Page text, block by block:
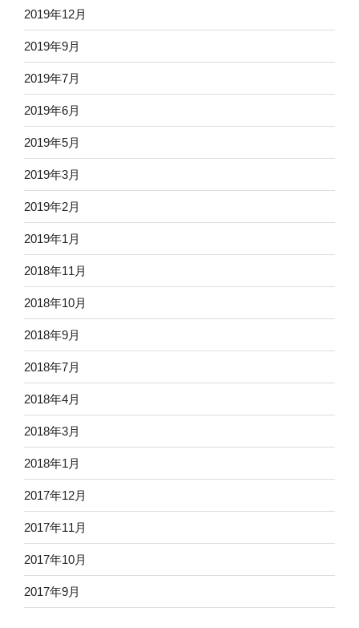
2019年12月
2019年9月
2019年7月
2019年6月
2019年5月
2019年3月
2019年2月
2019年1月
2018年11月
2018年10月
2018年9月
2018年7月
2018年4月
2018年3月
2018年1月
2017年12月
2017年11月
2017年10月
2017年9月